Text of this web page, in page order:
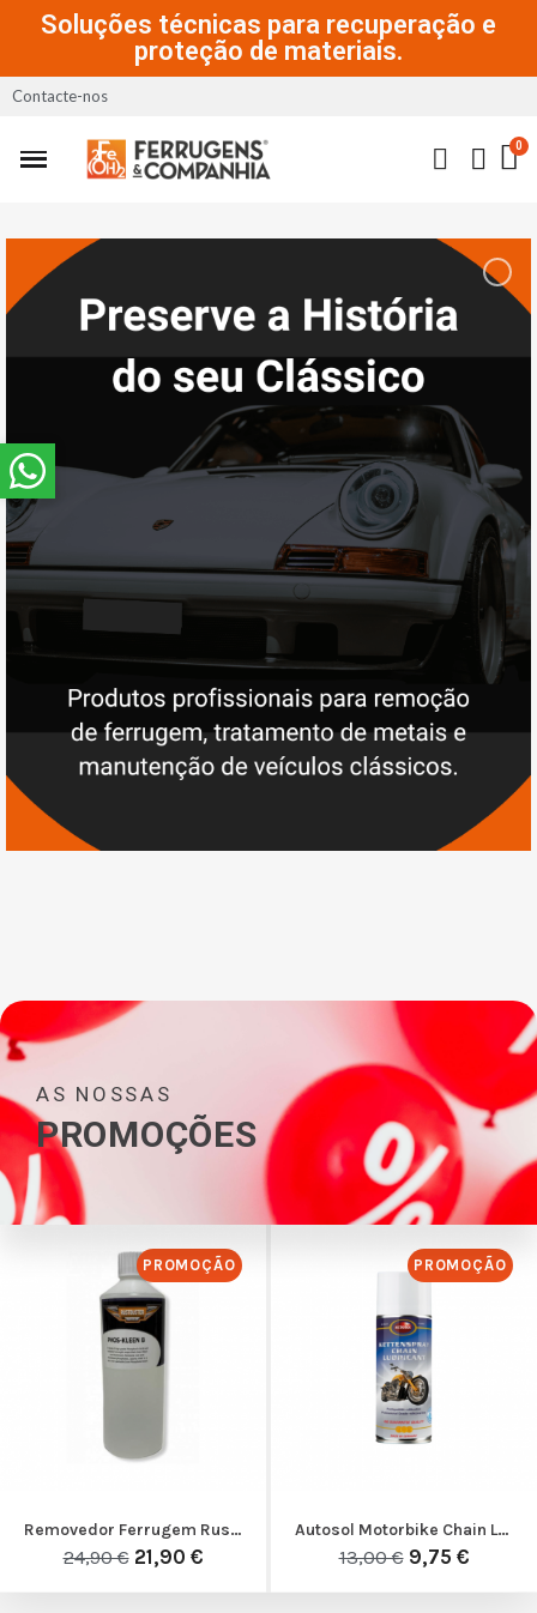
Soluções técnicas para recuperação e
proteção de materiais.
Contacte-nos
PROMOÇÃO
Removedor Ferrugem Rustbuster Phos-Kleen B
24,90 € 21,90 €
PROMOÇÃO
Autosol Motorbike Chain Lubrificante
13,00 € 9,75 €
AS NOSSAS
PROMOÇÕES